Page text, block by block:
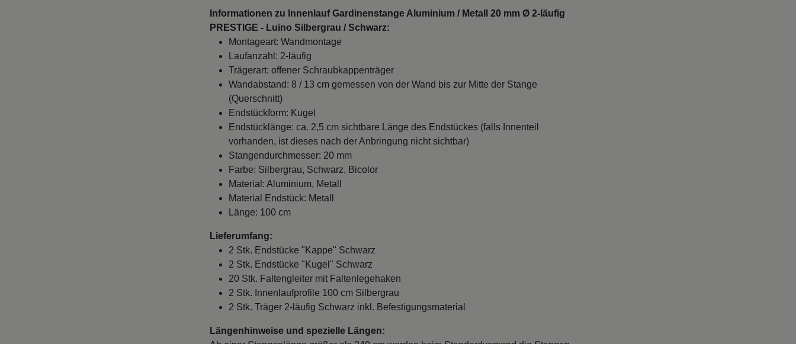
PRESTIGE - Luino Silbergrau / Schwarz:
Montageart: Wandmontage
Laufanzahl: 2-läufig
Trägerart: offener Schraubkappenträger
Wandabstand: 8 / 13 cm gemessen von der Wand bis zur Mitte der Stange
(Querschnitt)
Endstückform: Kugel
Endstücklänge: ca. 2,5 cm sichtbare Länge des Endstückes (falls Innenteil
vorhanden, ist dieses nach der Anbringung nicht sichtbar)
Stangendurchmesser: 20 mm
Farbe: Silbergrau, Schwarz, Bicolor
Material: Aluminium, Metall
Material Endstück: Metall
Länge: 100 cm
2 Stk. Endstücke "Kappe" Schwarz
2 Stk. Endstücke "Kugel" Schwarz
20 Stk. Faltengleiter mit Faltenlegehaken
2 Stk. Innenlaufprofile 100 cm Silbergrau
2 Stk. Träger 2-läufig Schwarz inkl. Befestigungsmaterial
Ab einer Stangenlänge größer als 240 cm werden beim Standardversand die Stangen